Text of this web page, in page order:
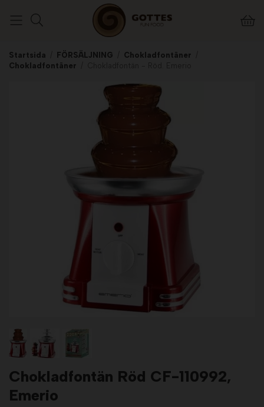
Startsida FÖRSÄLJNING Chokladfontäner
Chokladfontäner
Chokladfontän Röd CF-110992,
Emerio